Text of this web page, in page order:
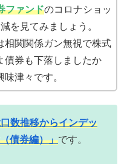
ファンドのコロナショッ
を見てみましょう。
相関関係ガン無視で株式
債券も下落しましたか
津々です。
数推移からインデッ
債券編）」です。